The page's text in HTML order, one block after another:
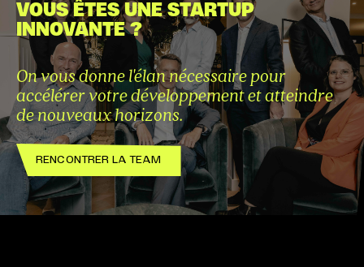
VOUS ÊTES UNE STARTUP
INNOVANTE ?
On vous donne l'élan nécessaire pour
accélérer votre développement et atteindre
de nouveaux horizons.
RENCONTRER LA TEAM